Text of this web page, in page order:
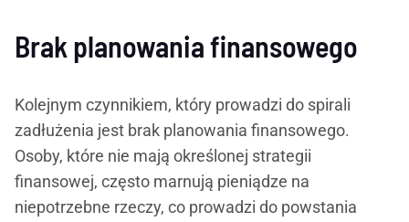
Brak planowania finansowego
Kolejnym czynnikiem, który prowadzi do spirali
zadłużenia jest brak planowania finansowego.
Osoby, które nie mają określonej strategii
finansowej, często marnują pieniądze na
niepotrzebne rzeczy, co prowadzi do powstania